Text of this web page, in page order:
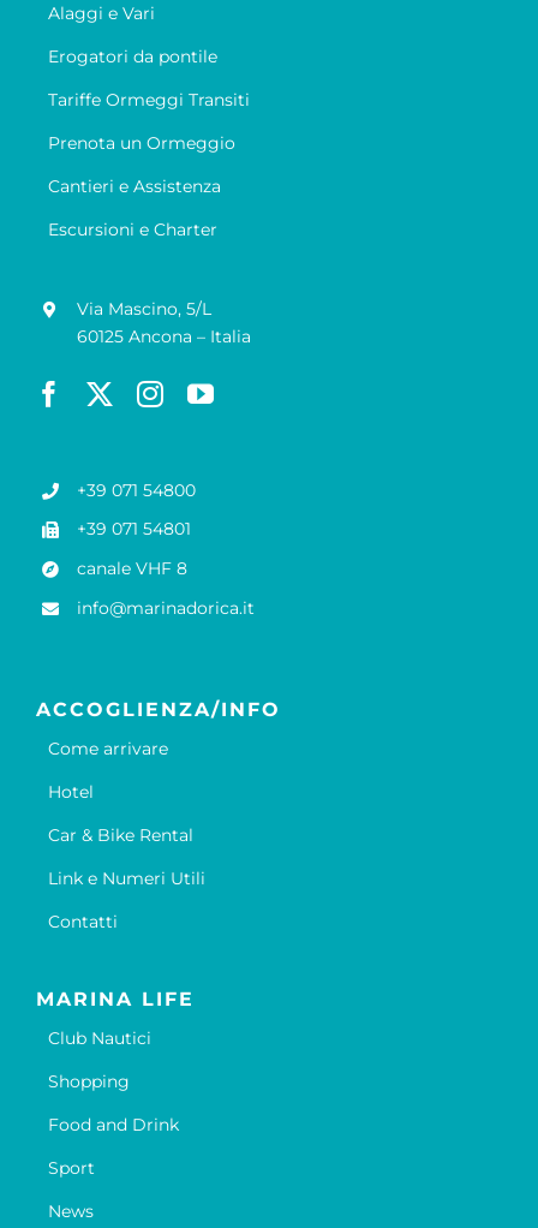
Alaggi e Vari
Erogatori da pontile
Tariffe Ormeggi Transiti
Prenota un Ormeggio
Cantieri e Assistenza
Escursioni e Charter
Via Mascino, 5/L
60125 Ancona – Italia
+39 071 54800
+39 071 54801
canale VHF 8
info@marinadorica.it
ACCOGLIENZA/INFO
Come arrivare
Hotel
Car & Bike Rental
Link e Numeri Utili
Contatti
MARINA LIFE
Club Nautici
Shopping
Food and Drink
Sport
News